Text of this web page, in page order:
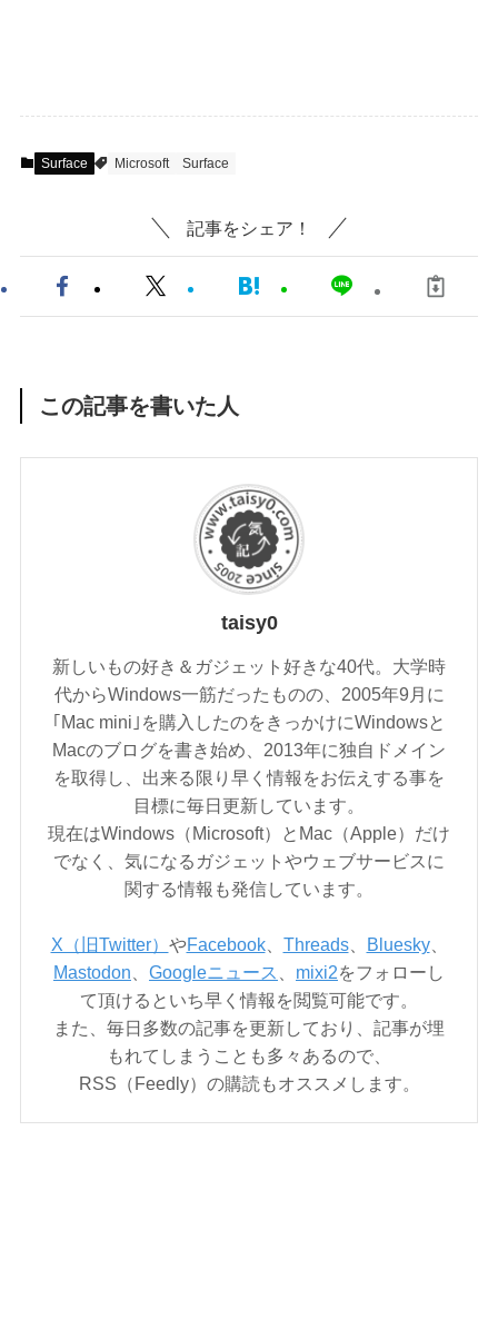
Surface Microsoft Surface
記事をシェア！
この記事を書いた人
taisy0
新しいもの好き＆ガジェット好きな40代。大学時
代からWindows一筋だったものの、2005年9月に
｢Mac mini｣を購入したのをきっかけにWindowsと
Macのブログを書き始め、2013年に独自ドメイン
を取得し、出来る限り早く情報をお伝えする事を
目標に毎日更新しています。
現在はWindows（Microsoft）とMac（Apple）だけ
でなく、気になるガジェットやウェブサービスに
関する情報も発信しています。
X（旧Twitter） やFacebook、 Threads、 Bluesky、
Mastodon
Googleニュース mixi2をフォローし
て頂けるといち早く情報を閲覧可能です。
また、毎日多数の記事を更新しており、記事が埋
もれてしまうことも多々あるので、
RSS（Feedly）の購読もオススメします。